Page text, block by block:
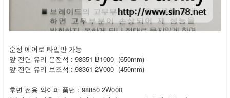
순정 에어로 타입만 가능
앞 전면 유리 운전석 : 98351 B1000 (650mm)
앞 전면 유리 보조석 : 98361 2V000 (450mm)
후면 전용 와이퍼 품번 : 98850 2W000